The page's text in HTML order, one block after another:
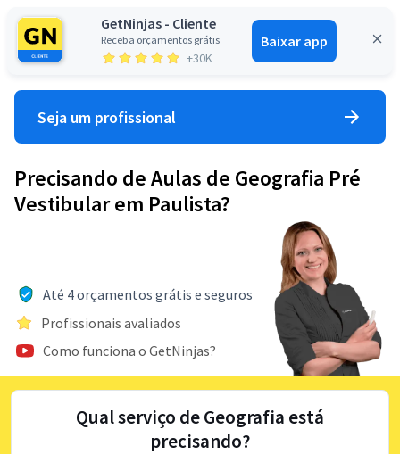
GetNinjas - Cliente
Receba orçamentos grátis
+30K
Baixar app
Entrar
Seja um profissional
Precisando de Aulas de Geografia Pré
Vestibular em Paulista?
Até 4 orçamentos grátis e seguros
Profissionais avaliados
Como funciona o GetNinjas?
Qual serviço de Geografia está
precisando?